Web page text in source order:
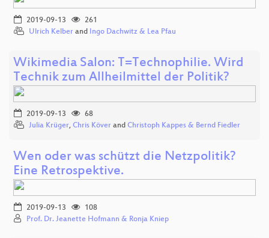
2019-09-13
261
Ulrich Kelber and Ingo Dachwitz & Lea Pfau
Wikimedia Salon: T=Technophilie. Wird
Technik zum Allheilmittel der Politik?
2019-09-13
68
Julia Krüger, Chris Köver and Christoph Kappes & Bernd Fiedler
Wen oder was schützt die Netzpolitik?
Eine Retrospektive.
2019-09-13
108
Prof. Dr. Jeanette Hofmann & Ronja Kniep